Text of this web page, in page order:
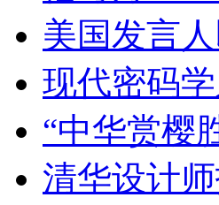
美国发言
现代密码
“中华赏樱
清华设计